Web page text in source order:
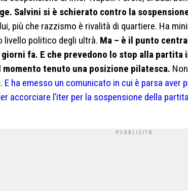
Salvini si è schierato contro la
più che razzismo è rivalità di quartiere. Ha
livello politico degli ultrà. Ma – è il punto
fa. E che prevedono lo stop alla partita
momento tenuto una posizione pilatesca.
E ha emesso un comunicato in cui è parsa aver
accorciare l’iter per la sospensione della partita